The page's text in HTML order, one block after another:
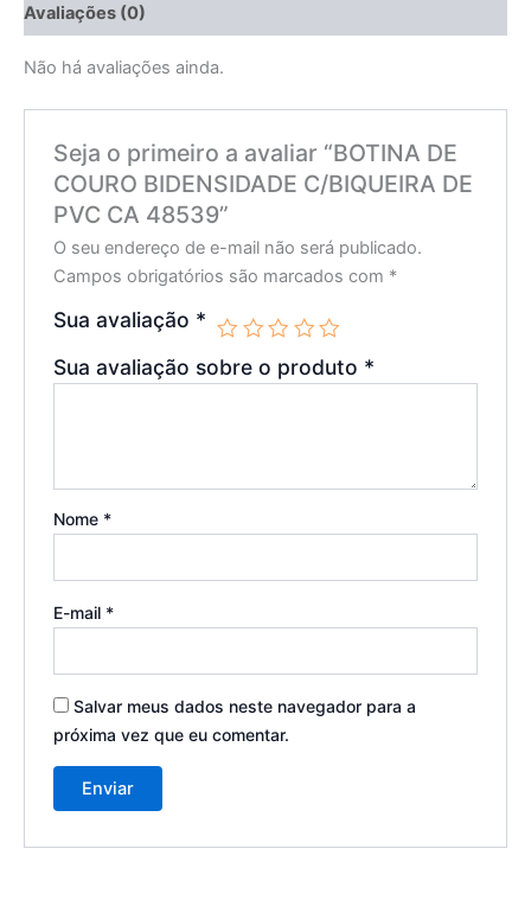
Avaliações (0)
Não há avaliações ainda.
Seja o primeiro a avaliar “BOTINA DE
COURO BIDENSIDADE C/BIQUEIRA DE
PVC CA 48539”
O seu endereço de e-mail não será publicado.
Campos obrigatórios são marcados com *
Sua avaliação *
Sua avaliação sobre o produto *
Nome *
E-mail *
Salvar meus dados neste navegador para a
próxima vez que eu comentar.